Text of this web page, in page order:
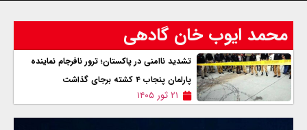
محمد ایوب خان گادهی
تشدید ناامنی در پاکستان؛ ترور نافرجام نماینده
پارلمان پنجاب ۴ کشته برجای گذاشت
۲۱ ثور ۱۴۰۵